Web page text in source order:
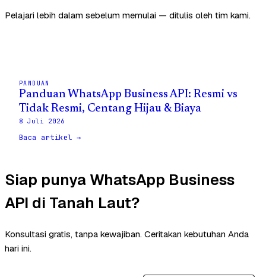
Pelajari lebih dalam sebelum memulai — ditulis oleh tim kami.
PANDUAN
Panduan WhatsApp Business API: Resmi vs
Tidak Resmi, Centang Hijau & Biaya
8 Juli 2026
Baca artikel →
Siap punya WhatsApp Business
API di Tanah Laut?
Konsultasi gratis, tanpa kewajiban. Ceritakan kebutuhan Anda
hari ini.